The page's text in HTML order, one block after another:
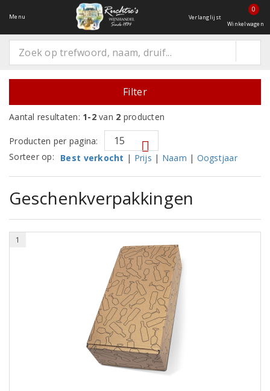
Menu Verlanglijst
0
Winkelwagen
Filter
Aantal resultaten: 1-2van 2 producten
Producten per pagina:
Sorteer op:
Best verkocht | Prijs | Naam | Oogstjaar
Geschenkverpakkingen
1